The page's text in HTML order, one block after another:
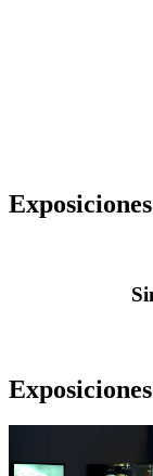
Exposiciones
Exposiciones